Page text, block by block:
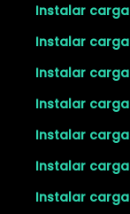
Instalar
Instalar
Instalar
Instalar
Instalar
Instalar
Instalar